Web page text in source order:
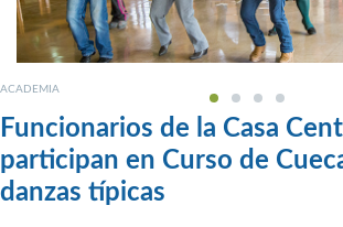
ACADEMIA
Funcionarios de la Casa
participan en Curso de
danzas típicas